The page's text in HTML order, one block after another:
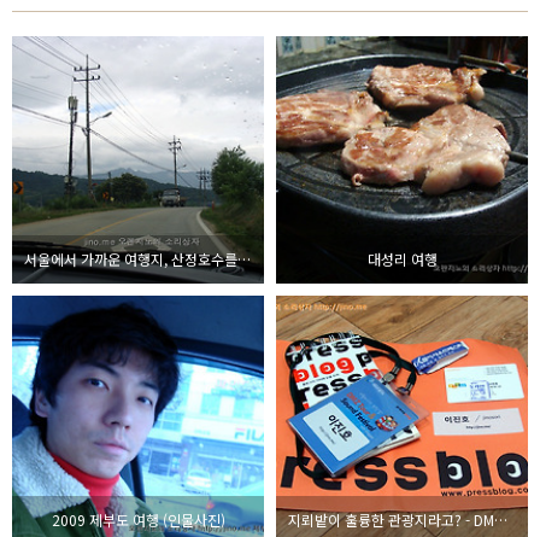
서울에서 가까운 여행지, 산정호수를 품다 대성리 여행
2009 제부도 여행 (인물사진) 지뢰밭이 훌륭한 관광지라고? - DMZ 투어 참관기